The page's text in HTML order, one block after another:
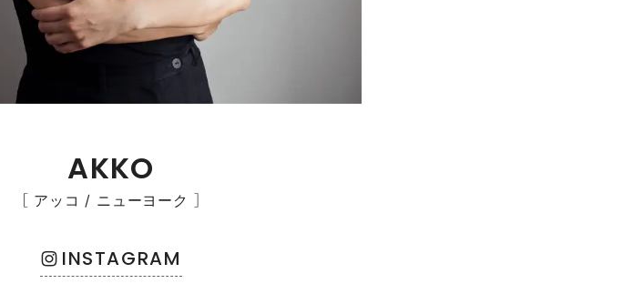
AKKO
［ アッコ / ニューヨーク ］
INSTAGRAM